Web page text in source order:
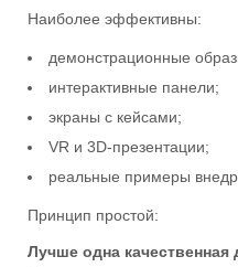
Наиболее эффективны:
демонстрационные
интерактивные панели;
экраны с кейсами;
VR и 3D-презентации;
реальные примеры
Принцип простой:
Лучше одна качественная